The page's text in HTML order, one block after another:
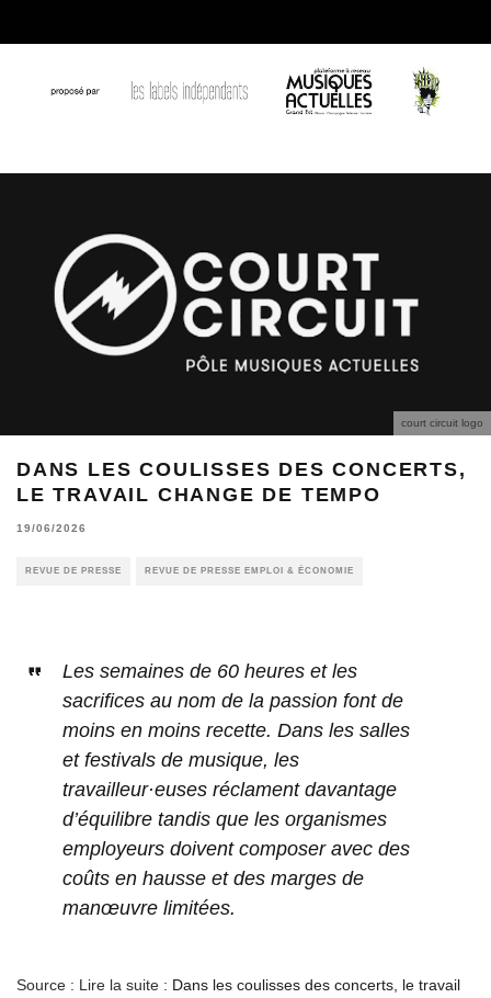
court circuit logo
DANS LES COULISSES DES CONCERTS,
LE TRAVAIL CHANGE DE TEMPO
19/06/2026
REVUE DE PRESSE REVUE DE PRESSE EMPLOI & ÉCONOMIE
Les semaines de 60 heures et les
sacrifices au nom de la passion font de
moins en moins recette. Dans les salles
et festivals de musique, les
travailleur·euses réclament davantage
d’équilibre tandis que les organismes
employeurs doivent composer avec des
coûts en hausse et des marges de
manœuvre limitées.
Source : Lire la suite : Dans les coulisses des concerts, le travail